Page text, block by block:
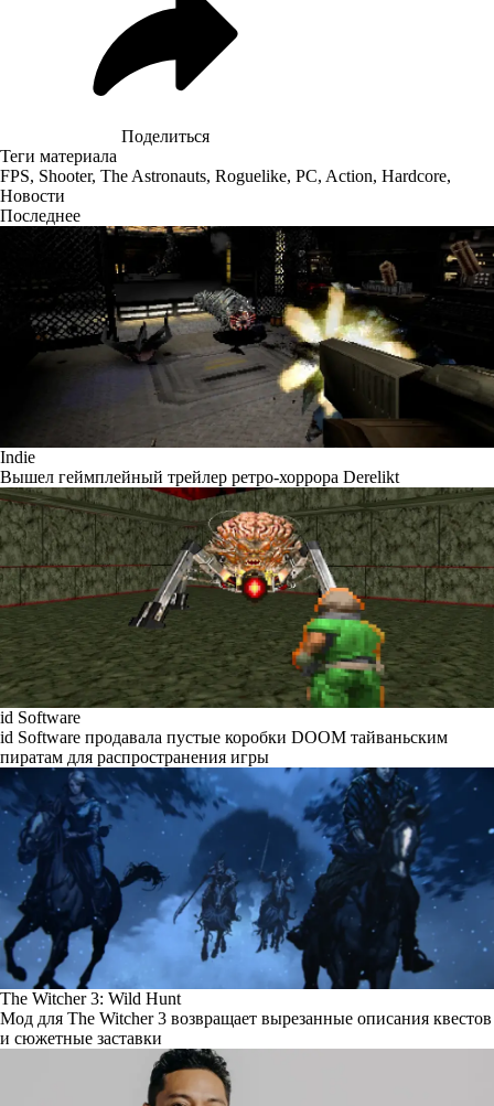
Поделиться
Теги материала
FPS, Shooter, The Astronauts, Roguelike, PC, Action, Hardcore,
Новости
Последнее
Indie
Вышел геймплейный трейлер ретро-хоррора Derelikt
id Software
id Software продавала пустые коробки DOOM тайваньским
пиратам для распространения игры
The Witcher 3: Wild Hunt
Мод для The Witcher 3 возвращает вырезанные описания квестов
и сюжетные заставки